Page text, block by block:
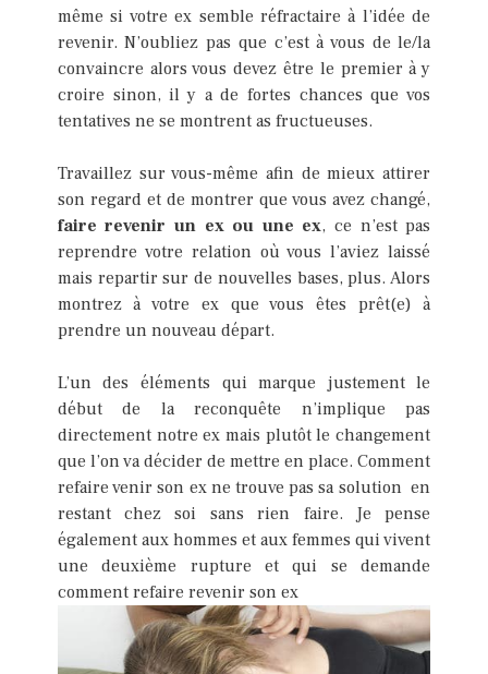
même si votre ex semble réfractaire à l’idée de
revenir. N’oubliez pas que c’est à vous de le/la
convaincre alors vous devez être le premier à y
croire sinon, il y a de fortes chances que vos
tentatives ne se montrent as fructueuses.
Travaillez sur vous-même afin de mieux attirer
son regard et de montrer que vous avez changé,
faire revenir un ex ou une ex, ce n’est pas
reprendre votre relation où vous l’aviez laissé
mais repartir sur de nouvelles bases, plus. Alors
montrez à votre ex que vous êtes prêt(e) à
prendre un nouveau départ.
L’un des éléments qui marque justement le
début de la reconquête n’implique pas
directement notre ex mais plutôt le changement
que l’on va décider de mettre en place. Comment
refaire venir son ex ne trouve pas sa solution en
restant chez soi sans rien faire. Je pense
également aux hommes et aux femmes qui vivent
une deuxième rupture et qui se demande
comment refaire revenir son ex